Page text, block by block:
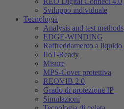
Sviluppo individuale
Tecnologia
Analysis and test methods
EDGE-WINDING
Raffreddamento a liquido
IIoT-Ready
Misure
MPS-Cover protettiva
REOVIB 2.0
Grado di protezione IP
Simulazioni